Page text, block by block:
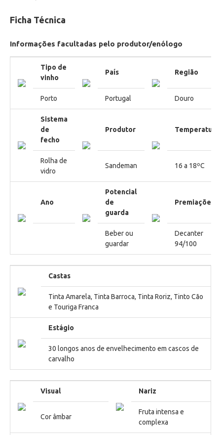
Ficha Técnica
Informações facultadas pelo produtor/enólogo
Tipo de
vinho
País Região
Porto Portugal Douro
Sistema
de
fecho
Produtor Temperatura
Rolha de
vidro
Sandeman 16 a 18ºC
Ano
Potencial
de
guarda
Premiações
Beber ou
guardar
Decanter
94/100
Castas
Tinta Amarela, Tinta Barroca, Tinta Roriz, Tinto Cão
e Touriga Franca
Estágio
30 longos anos de envelhecimento em cascos de
carvalho
Visual Nariz
Cor âmbar
Fruta intensa e
complexa